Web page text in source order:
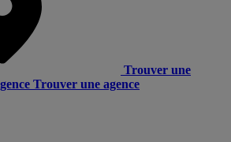
Trouver une
Trouver une agence